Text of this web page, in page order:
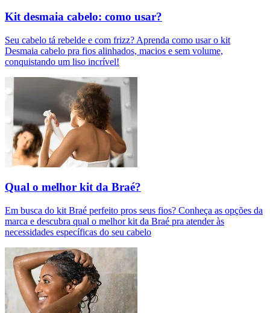
Kit desmaia cabelo: como usar?
Seu cabelo tá rebelde e com frizz? Aprenda como usar o kit
Desmaia cabelo pra fios alinhados, macios e sem volume,
conquistando um liso incrível!
Qual o melhor kit da Braé?
Em busca do kit Braé perfeito pros seus fios? Conheça as opções da
marca e descubra qual o melhor kit da Braé pra atender às
necessidades específicas do seu cabelo